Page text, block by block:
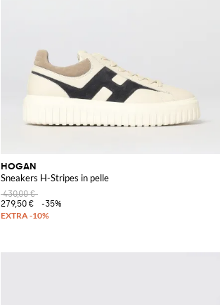
HOGAN
Sneakers H-Stripes in pelle
430,00 €
279,50 €
-35%